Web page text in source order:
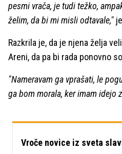
pesmi vrača, je tudi težko,
želim, da bi mi misli odtavale,"
Razkrila je, da je njena želja
Areni, da pa bi rada ponovno
"Nameravam ga vprašati, le
ga bom morala, ker imam idejo
Vroče novice iz sveta